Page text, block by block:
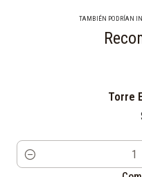
TAMBIÉN PODRÍAN
Torre
Cantidad